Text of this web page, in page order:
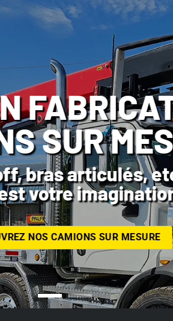
VOS
télescopiques
et nacelles
prochain niveau!
les équipements Manitou